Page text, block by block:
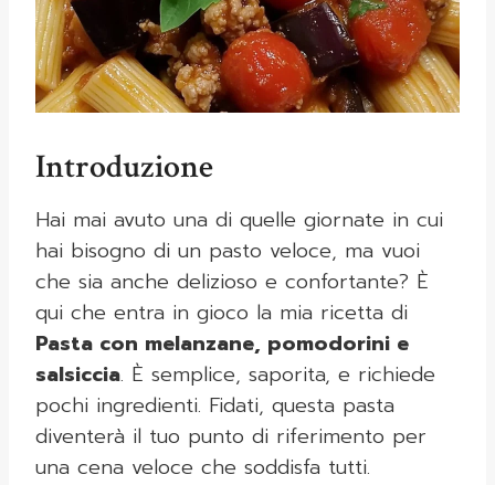
Introduzione
Hai mai avuto una di quelle giornate in cui
hai bisogno di un pasto veloce, ma vuoi
che sia anche delizioso e confortante? È
qui che entra in gioco la mia ricetta di
Pasta con melanzane, pomodorini e
salsiccia. È semplice, saporita, e richiede
pochi ingredienti. Fidati, questa pasta
diventerà il tuo punto di riferimento per
una cena veloce che soddisfa tutti.